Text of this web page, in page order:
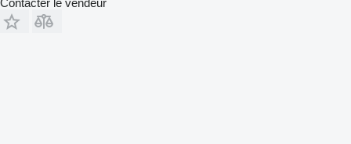
Contacter le vendeur